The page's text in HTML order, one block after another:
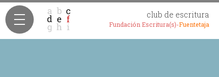
club de escritura
Fundación Escritura(s)-Fuentetaja